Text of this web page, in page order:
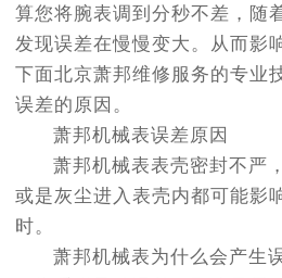
算您将腕表调到分秒不差，随
发现误差在慢慢变大。从而影
下面北京萧邦维修服务的专业
误差的原因。
萧邦机械表误差原因
萧邦机械表表壳密封不严，
或是灰尘进入表壳内都可能影
时。
萧邦机械表为什么会产生